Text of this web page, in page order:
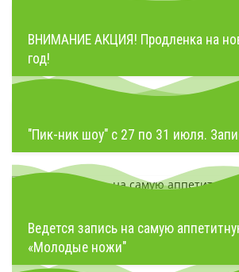
ВНИМАНИЕ АКЦИЯ! Продленка на
год!
"Пик-ник шоу" с 27 по 31 июля.
Ведется запись на самую
«Молодые ножи"